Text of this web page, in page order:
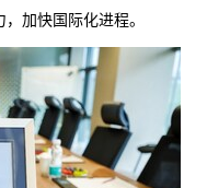
加快国际化进程。